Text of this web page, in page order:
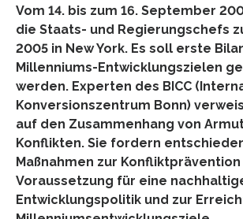
Vom 14. bis zum 16. September
die Staats- und Regierungschefs
2005 in New York. Es soll erste
Millenniums-Entwicklungszielen
werden. Experten des BICC
Konversionszentrum Bonn)
auf den Zusammenhang von
Konflikten. Sie fordern
Maßnahmen zur Konfliktprävention
Voraussetzung für eine
Entwicklungspolitik und zur